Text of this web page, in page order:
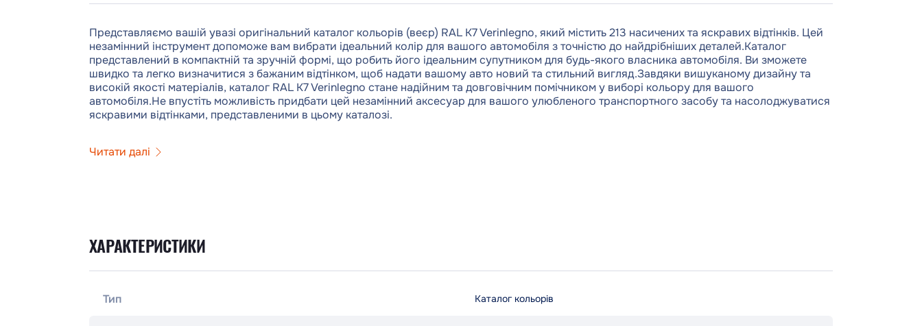
Представляємо вашій увазі оригінальний каталог кольорів (веєр) RAL K7 Verinlegno, який містить 213 насичених та яскравих відтінків. Цей
незамінний інструмент допоможе вам вибрати ідеальний колір для вашого автомобіля з точністю до найдрібніших деталей.Каталог
представлений в компактній та зручній формі, що робить його ідеальним супутником для будь-якого власника автомобіля. Ви зможете
швидко та легко визначитися з бажаним відтінком, щоб надати вашому авто новий та стильний вигляд.Завдяки вишуканому дизайну та
високій якості матеріалів, каталог RAL K7 Verinlegno стане надійним та довговічним помічником у виборі кольору для вашого
автомобіля.Не впустіть можливість придбати цей незамінний аксесуар для вашого улюбленого транспортного засобу та насолоджуватися
яскравими відтінками, представленими в цьому каталозі.
Читати далі
ХАРАКТЕРИСТИКИ
Тип Каталог кольорів